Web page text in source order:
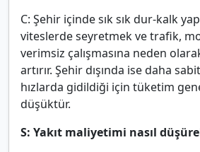
C: Şehir içinde sık sık dur-kalk
viteslerde seyretmek ve trafik,
verimsiz çalışmasına neden
artırır. Şehir dışında ise daha
hızlarda gidildiği için tüketim
düşüktür.
S: Yakıt maliyetimi nasıl